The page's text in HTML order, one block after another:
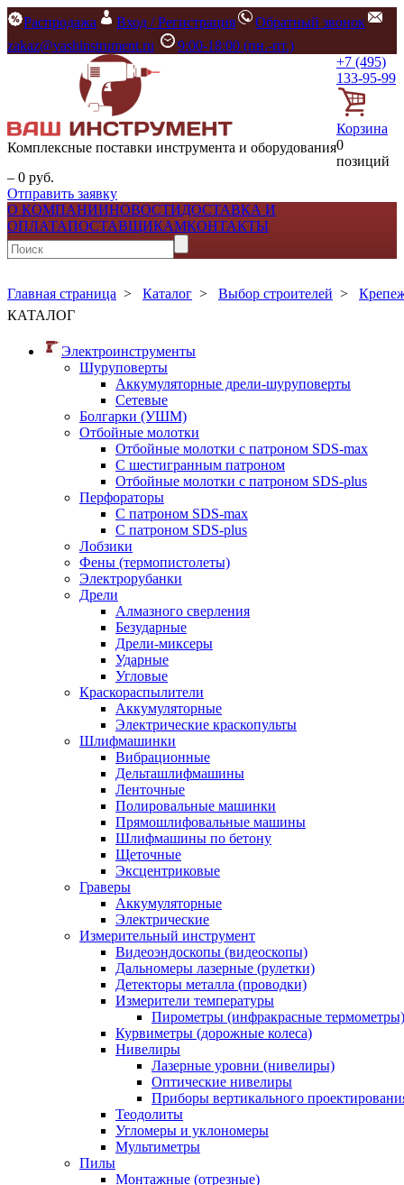
Распродажа Вход / Регистрация
Обратный звонок
zakaz@vashinstrument.ru
9:00-18:00 (пн.-пт.)
Комплексные поставки инструмента и оборудования
+7 (495)
133-95-99
Корзина
0
позиций
– 0 руб.
Отправить заявку
О КОМПАНИИНОВОСТИДОСТАВКА И
ОПЛАТАПОСТАВЩИКАМКОНТАКТЫ
Главная страница > Каталог > Выбор строителей >
КАТАЛОГ
Электроинструменты
Шуруповерты
Аккумуляторные дрели-шуруповерты
Сетевые
Болгарки (УШМ)
Отбойные молотки
Отбойные молотки с патроном SDS-max
С шестигранным патроном
Отбойные молотки с патроном SDS-plus
Перфораторы
С патроном SDS-max
С патроном SDS-plus
Лобзики
Фены (термопистолеты)
Электрорубанки
Дрели
Алмазного сверления
Безударные
Дрели-миксеры
Ударные
Угловые
Краскораспылители
Аккумуляторные
Электрические краскопульты
Шлифмашинки
Вибрационные
Дельташлифмашины
Ленточные
Полировальные машинки
Прямошлифовальные машины
Шлифмашины по бетону
Щеточные
Эксцентриковые
Граверы
Аккумуляторные
Электрические
Измерительный инструмент
Видеоэндоскопы (видеоскопы)
Дальномеры лазерные (рулетки)
Детекторы металла (проводки)
Измерители температуры
Пирометры (инфракрасные термометры)
Курвиметры (дорожные колеса)
Нивелиры
Лазерные уровни (нивелиры)
Оптические нивелиры
Приборы вертикального
Теодолиты
Угломеры и уклономеры
Мультиметры
Пилы
Монтажные (отрезные)